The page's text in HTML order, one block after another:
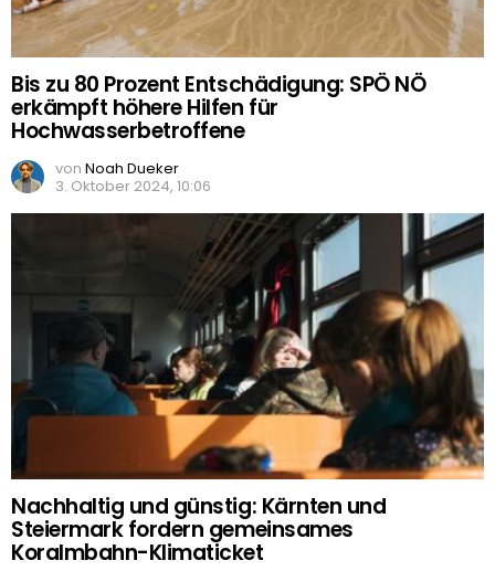
Bis zu 80 Prozent Entschädigung: SPÖ NÖ
erkämpft höhere Hilfen für
Hochwasserbetroffene
von Noah Dueker
3. Oktober 2024, 10:06
Nachhaltig und günstig: Kärnten und
Steiermark fordern gemeinsames
Koralmbahn-Klimaticket